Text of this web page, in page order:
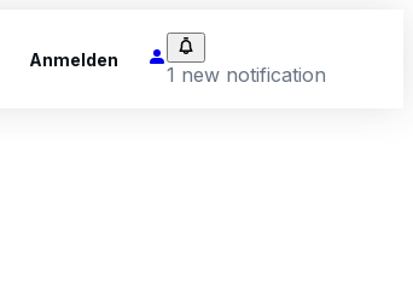
Anmelden
1 new notification